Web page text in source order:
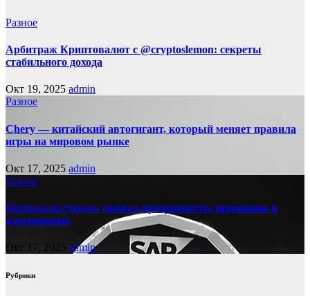
Разное
Арбитраж Криптовалют с @cryptoslemon: секреты
стабильного дохода
Окт 19, 2025 admin
Разное
Chery — китайский автогигант, который меняет правила
игры на мировом рынке
Окт 17, 2025 admin
Разное
Награда из стекла: символ прозрачности, признания и
вдохновения
Окт 17, 2025 admin
Рубрики